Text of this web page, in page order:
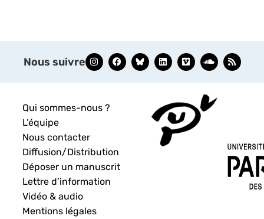
Nous suivre
Qui sommes-nous ?
L’équipe
Nous contacter
Diffusion/Distribution
Déposer un manuscrit
Lettre d’information
Vidéo & audio
Mentions légales